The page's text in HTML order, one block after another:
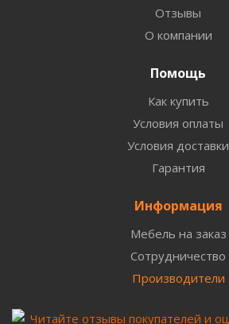
Отзывы
О компании
Помощь
Как купить
Условия оплаты
Условия доставки
Гарантия
Информация
Мебель на заказ
Сотрудничество
Производители